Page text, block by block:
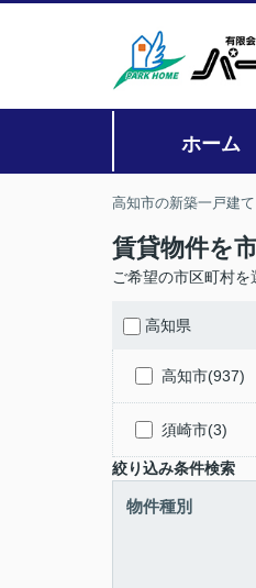
ホーム
高知市の新築一戸建
賃貸物件を
ご希望の市区町村
高知県
高知市(937)
須崎市(3)
絞り込み条件検索
物件種別